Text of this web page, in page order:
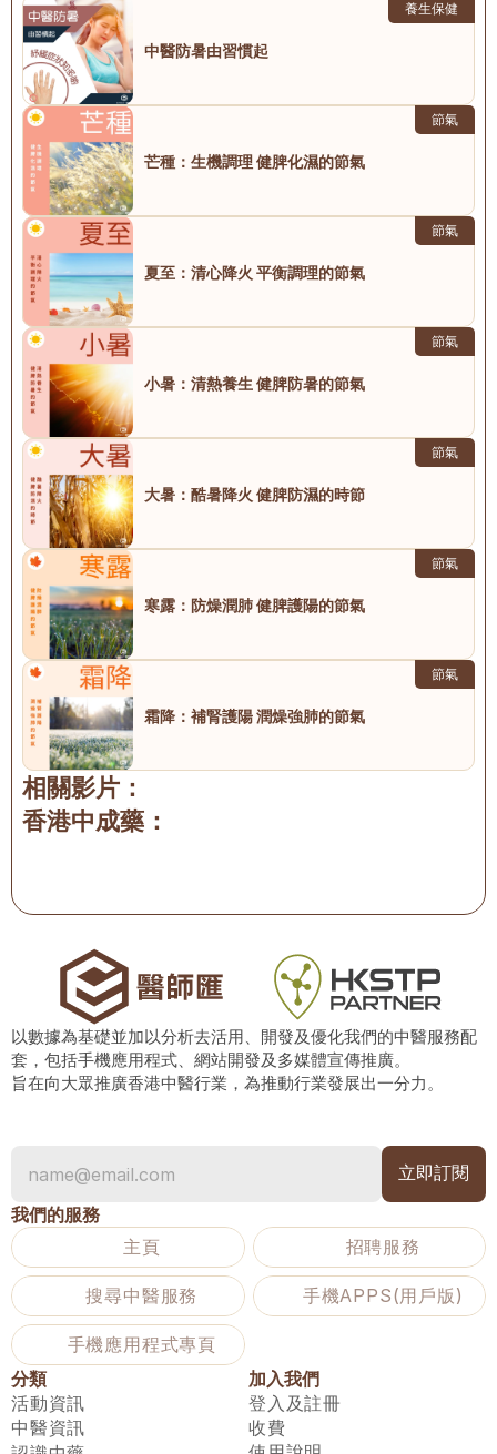
養生保健
中醫防暑由習慣起
節氣
芒種：生機調理 健脾化濕的節氣
節氣
夏至：清心降火 平衡調理的節氣
節氣
小暑：清熱養生 健脾防暑的節氣
節氣
大暑：酷暑降火 健脾防濕的時節
節氣
寒露：防燥潤肺 健脾護陽的節氣
節氣
霜降：補腎護陽 潤燥強肺的節氣
相關影片：
香港中成藥：
以數據為基礎並加以分析去活用、開發及優化我們的中醫服務配
套，包括手機應用程式、網站開發及多媒體宣傳推廣。
旨在向大眾推廣香港中醫行業，為推動行業發展出一分力。
我們的服務
主頁
招聘服務
搜尋中醫服務 手機APPS(用戶版)
手機應用程式專頁
分類
活動資訊
中醫資訊
加入我們
登入及註冊
收費